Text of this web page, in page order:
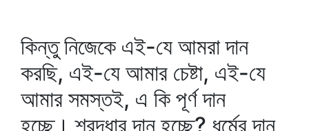
কিন্তু নিজেকে এই-যে আমরা দান
করছি, এই-যে আমার চেষ্টা, এই-যে
আমার সমস্তই, এ কি পূর্ণ দান
হচ্ছে। শ্রদ্ধার দান হচ্ছে? ধর্মের দান